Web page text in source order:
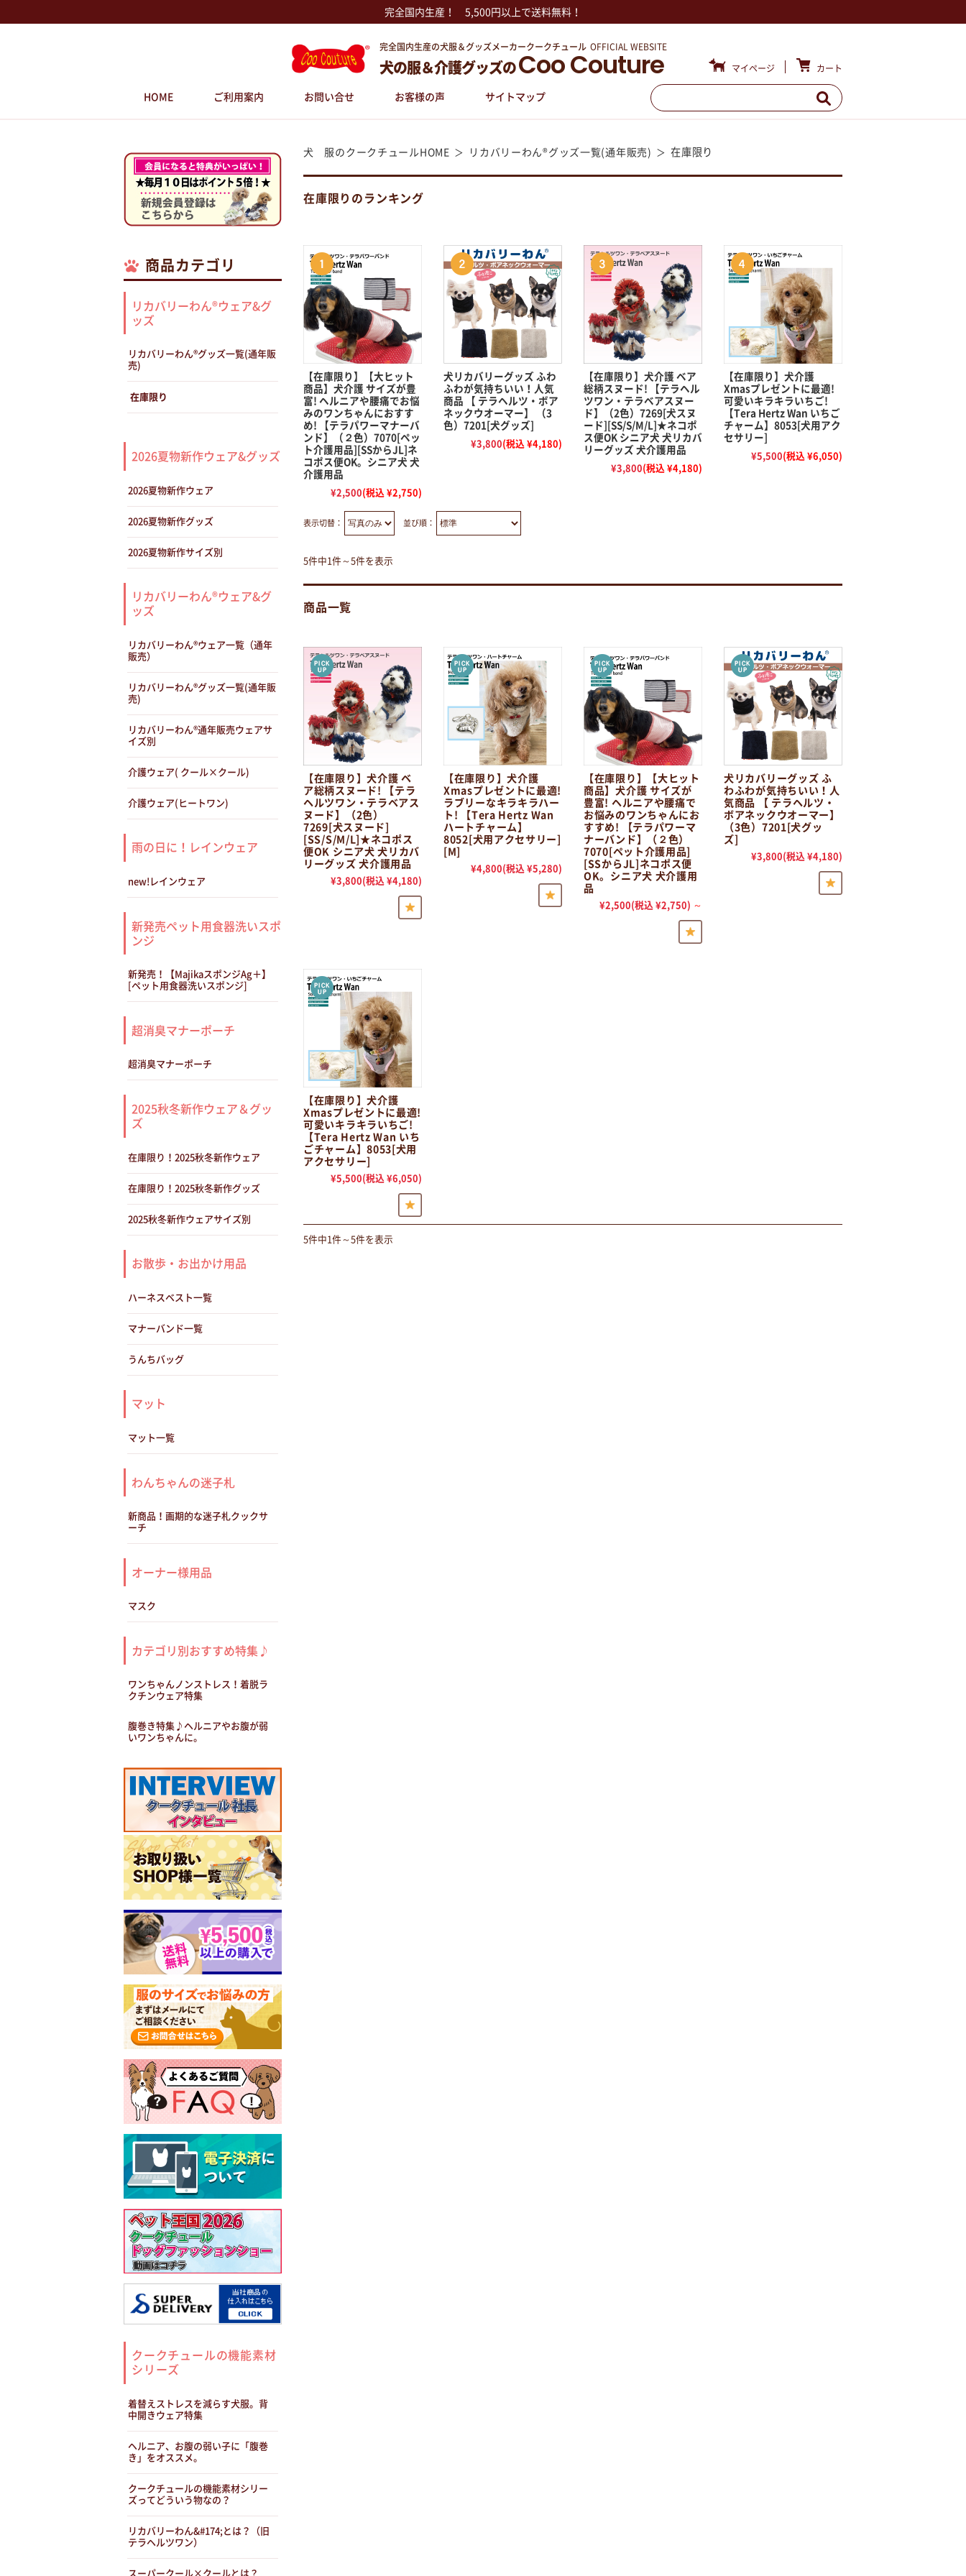
完全国内生産！ 5,500円以上で送料無料！
完全国内生産の犬服＆グッズメーカークークチュール OFFICIAL WEBSITE
犬の服＆介護グッズの Coo Couture マイページ カート
HOME ご利用案内 お問い合せ お客様の声 サイトマップ
犬 服のクークチュールHOME リカバリーわん®グッズ一覧(通年販売) 在庫限り
在庫限りのランキング
【在庫限り】【大ヒット
商品】犬介護 サイズが豊
富! ヘルニアや腰痛でお悩
みのワンちゃんにおすす
め! 【テラパワーマナーバ
ンド】（２色）7070[ペッ
ト介護用品][SSからJL]ネ
コポス便OK。シニア犬 犬
介護用品
¥2,500(税込 ¥2,750)
犬リカバリーグッズ ふわ
ふわが気持ちいい！人気
商品 【 テラヘルツ・ボア
ネックウオーマー】 （3
色）7201[犬グッズ]
¥3,800(税込 ¥4,180)
【在庫限り】犬介護 ベア
総柄スヌード! 【テラヘル
ツワン・テラベアスヌー
ド】（2色）7269[犬スヌ
ード][SS/S/M/L]★ネコポ
ス便OK シニア犬 犬リカバ
リーグッズ 犬介護用品
¥3,800(税込 ¥4,180)
【在庫限り】犬介護
Xmasプレゼントに最適!
可愛いキラキラいちご!
【Tera Hertz Wan いちご
チャーム】8053[犬用アク
セサリー]
¥5,500(税込 ¥6,050)
表示切替： 並び順：
5件中1件～5件を表示
商品一覧
【在庫限り】犬介護 ベ
ア総柄スヌード! 【テラ
ヘルツワン・テラベアス
ヌード】（2色）
7269[犬スヌード]
[SS/S/M/L]★ネコポス
便OK シニア犬 犬リカバ
リーグッズ 犬介護用品
¥3,800(税込 ¥4,180)
【在庫限り】犬介護
Xmasプレゼントに最適!
ラブリーなキラキラハー
ト! 【Tera Hertz Wan
ハートチャーム】
8052[犬用アクセサリー]
[M]
¥4,800(税込 ¥5,280)
【在庫限り】【大ヒット
商品】犬介護 サイズが
豊富! ヘルニアや腰痛で
お悩みのワンちゃんにお
すすめ! 【テラパワーマ
ナーバンド】（２色）
7070[ペット介護用品]
[SSからJL]ネコポス便
OK。シニア犬 犬介護用
品
¥2,500(税込 ¥2,750) ～
犬リカバリーグッズ ふ
わふわが気持ちいい！人
気商品 【 テラヘルツ・
ボアネックウオーマー】
（3色）7201[犬グッ
ズ]
¥3,800(税込 ¥4,180)
【在庫限り】犬介護
Xmasプレゼントに最適!
可愛いキラキラいちご!
【Tera Hertz Wan いち
ごチャーム】8053[犬用
アクセサリー]
¥5,500(税込 ¥6,050)
5件中1件～5件を表示
商品カテゴリ
リカバリーわん®ウェア&グ
ッズ
リカバリーわん®グッズ一覧(通年販
売)
在庫限り
2026夏物新作ウェア&グッズ
2026夏物新作ウェア
2026夏物新作グッズ
2026夏物新作サイズ別
リカバリーわん®ウェア&グ
ッズ
リカバリーわん®ウェア一覧（通年
販売）
リカバリーわん®グッズ一覧(通年販
売)
リカバリーわん®通年販売ウェアサ
イズ別
介護ウェア( クール×クール)
介護ウェア(ヒートワン)
雨の日に！レインウェア
new!レインウェア
新発売ペット用食器洗いスポ
ンジ
新発売！【MajikaスポンジAg＋】
[ペット用食器洗いスポンジ]
超消臭マナーポーチ
超消臭マナーポーチ
2025秋冬新作ウェア＆グッ
ズ
在庫限り！2025秋冬新作ウェア
在庫限り！2025秋冬新作グッズ
2025秋冬新作ウェアサイズ別
お散歩・お出かけ用品
ハーネスベスト一覧
マナーバンド一覧
うんちバッグ
マット
マット一覧
わんちゃんの迷子札
新商品！画期的な迷子札クックサ
ーチ
オーナー様用品
マスク
カテゴリ別おすすめ特集♪
ワンちゃんノンストレス！着脱ラ
クチンウェア特集
腹巻き特集♪ヘルニアやお腹が弱
いワンちゃんに。
クークチュールの機能素材
シリーズ
着替えストレスを減らす犬服。背
中開きウェア特集
ヘルニア、お腹の弱い子に「腹巻
き」をオススメ。
クークチュールの機能素材シリー
ズってどういう物なの？
リカバリーわん&#174;とは？（旧
テラヘルツワン）
スーパークール×クールとは？